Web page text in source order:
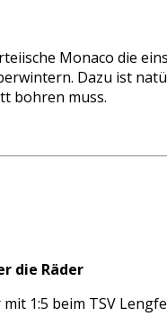
Monaco die
Dazu ist
bohren muss.
die Räder
1:5 beim TSV